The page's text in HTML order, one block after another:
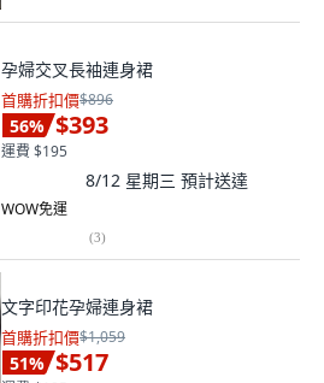
孕婦交叉長袖連身裙
首購折扣價$896
56% $393
運費 $195
8/12 星期三 預計送達
WOW免運
(3)
文字印花孕婦連身裙
首購折扣價$1,059
51% $517